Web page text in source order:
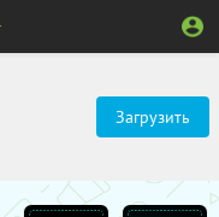
Загрузить